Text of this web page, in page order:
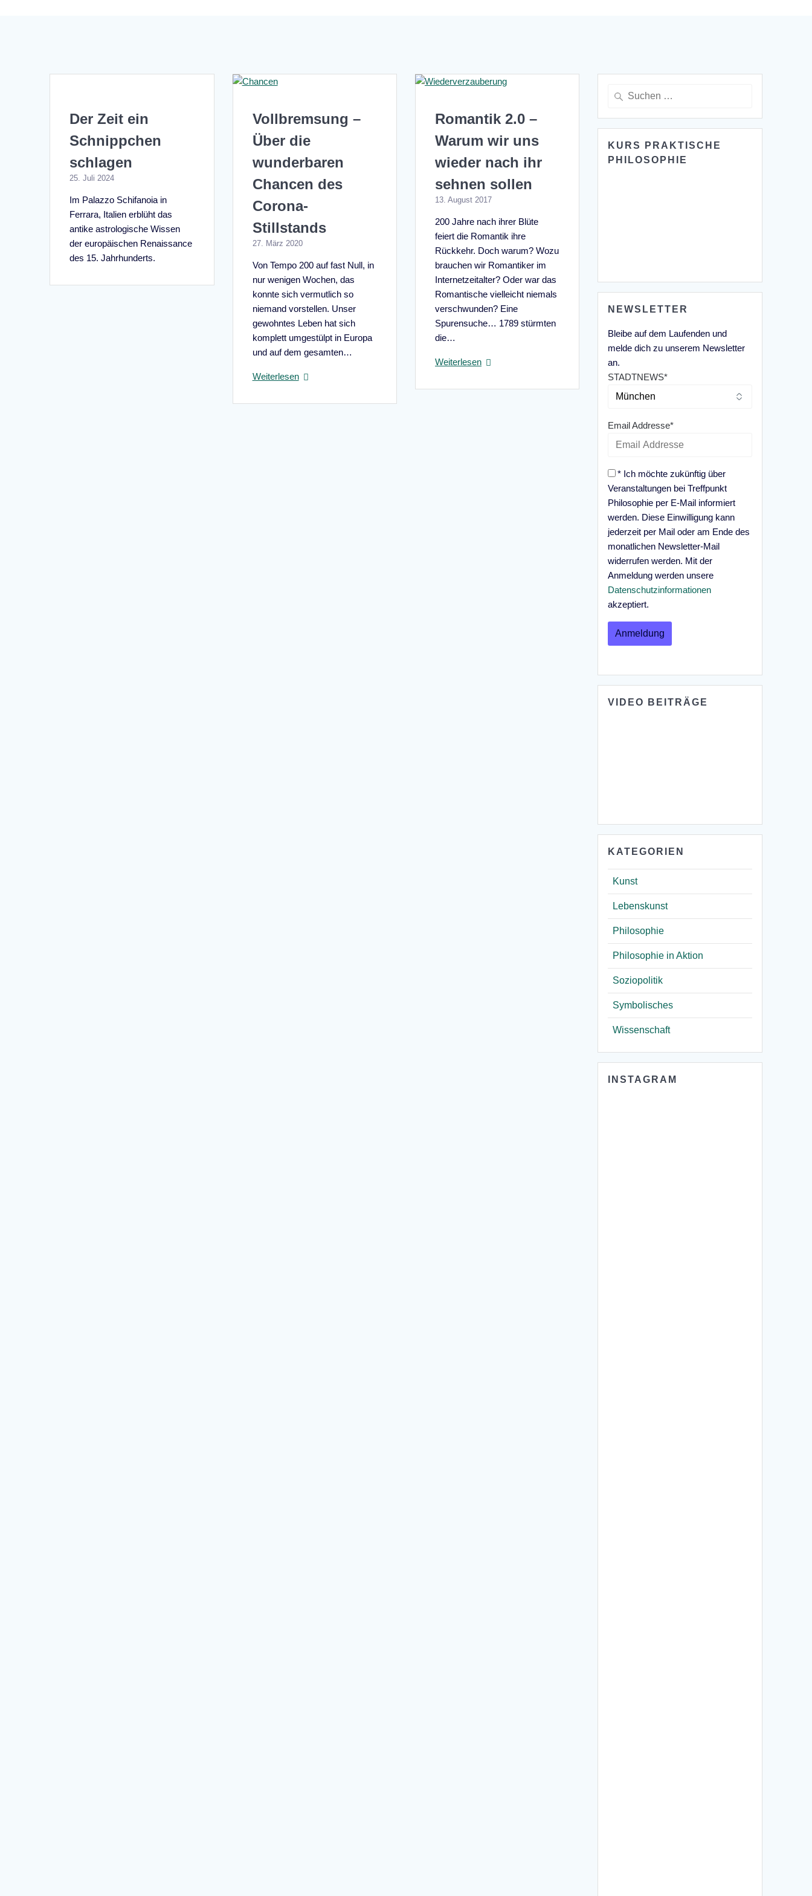
Der Zeit ein
Schnippchen
schlagen
25. Juli 2024
Im Palazzo Schifanoia in
Ferrara, Italien erblüht das
antike astrologische Wissen
der europäischen Renaissance
des 15. Jahrhunderts.
Vollbremsung –
Über die
wunderbaren
Chancen des
Corona-
Stillstands
27. März 2020
Von Tempo 200 auf fast Null, in
nur wenigen Wochen, das
konnte sich vermutlich so
niemand vorstellen. Unser
gewohntes Leben hat sich
komplett umgestülpt in Europa
und auf dem gesamten…
Weiterlesen
Romantik 2.0 –
Warum wir uns
wieder nach ihr
sehnen sollen
13. August 2017
200 Jahre nach ihrer Blüte
feiert die Romantik ihre
Rückkehr. Doch warum? Wozu
brauchen wir Romantiker im
Internetzeitalter? Oder war das
Romantische vielleicht niemals
verschwunden? Eine
Spurensuche… 1789 stürmten
die…
Weiterlesen
Suche
KURS PRAKTISCHE
PHILOSOPHIE
NEWSLETTER
Bleibe auf dem Laufenden und
melde dich zu unserem Newsletter
an.
STADTNEWS*
Email Addresse*
* Ich möchte zukünftig über
Veranstaltungen bei Treffpunkt
Philosophie per E-Mail informiert
werden. Diese Einwilligung kann
jederzeit per Mail oder am Ende des
monatlichen Newsletter-Mail
widerrufen werden. Mit der
Anmeldung werden unsere
Datenschutzinformationen
akzeptiert.
VIDEO BEITRÄGE
KATEGORIEN
Kunst
Lebenskunst
Philosophie
Philosophie in Aktion
Soziopolitik
Symbolisches
Wissenschaft
INSTAGRAM